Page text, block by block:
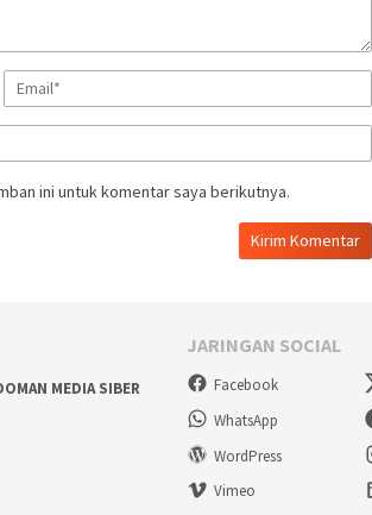
ini untuk komentar saya berikutnya.
MEDIA SIBER
JARINGAN SOCIAL
Facebook
WhatsApp
WordPress
Vimeo